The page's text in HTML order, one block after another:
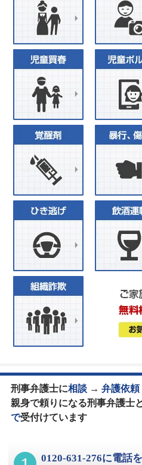
刑事弁護士に相談→ 弁護依頼
親身で頼りになる刑事弁護士
で受付けています
0120-631-276に電話を